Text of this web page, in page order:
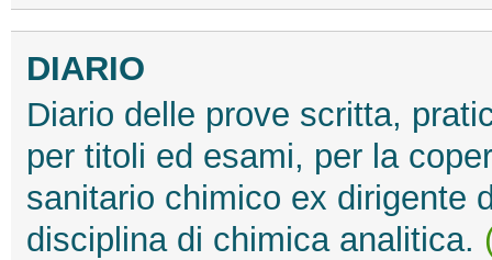
DIARIO
Diario delle prove scritta,
per titoli ed esami, per la
sanitario chimico ex dirigente
disciplina di chimica analitica.